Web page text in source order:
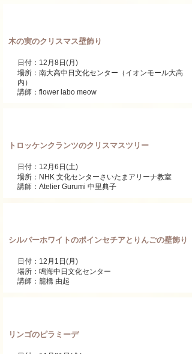
木の実のクリスマス壁飾り
日付：12月8日(月)
場所： 南大高中日文化センター（イオンモール大高
内）​
講師：flower labo meow
トロッケンクランツのクリスマスツリー
日付：12月6日(土)
場所：NHK 文化センターさいたまアリーナ教室
講師：Atelier Gurumi 中里典子
シルバーホワイトのポインセチアとりんごの壁飾り
日付：12月1日(月)
場所：鳴海中日文化センター
講師：籠橋 由起
リンゴのピラミーデ